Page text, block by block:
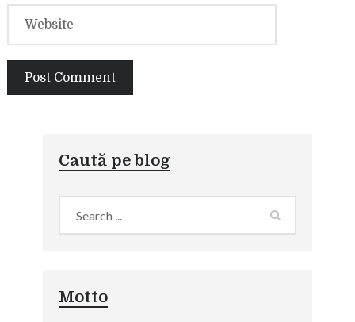
Caută pe blog
Motto